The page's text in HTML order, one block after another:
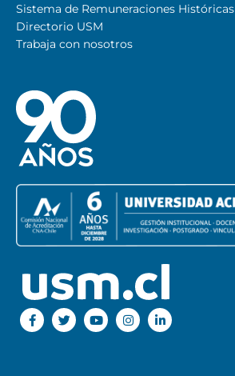
Sistema de Remuneraciones Históricas
Directorio USM
Trabaja con nosotros